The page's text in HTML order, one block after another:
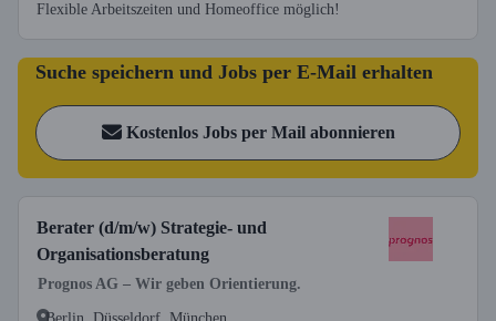
Flexible Arbeitszeiten und Homeoffice möglich!
Suche speichern und Jobs per E-Mail erhalten
Kostenlos Jobs per Mail abonnieren
Berater (d/m/w) Strategie- und
Organisationsberatung
Prognos AG – Wir geben Orientierung.
Berlin, Düsseldorf, München